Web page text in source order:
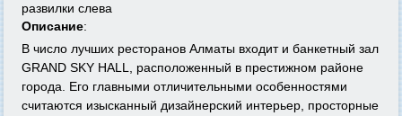
развилки слева
Описание:
В число лучших ресторанов Алматы входит и банкетный зал
GRAND SKY HALL, расположенный в престижном районе
города. Его главными отличительными особенностями
считаются изысканный дизайнерский интерьер, просторные